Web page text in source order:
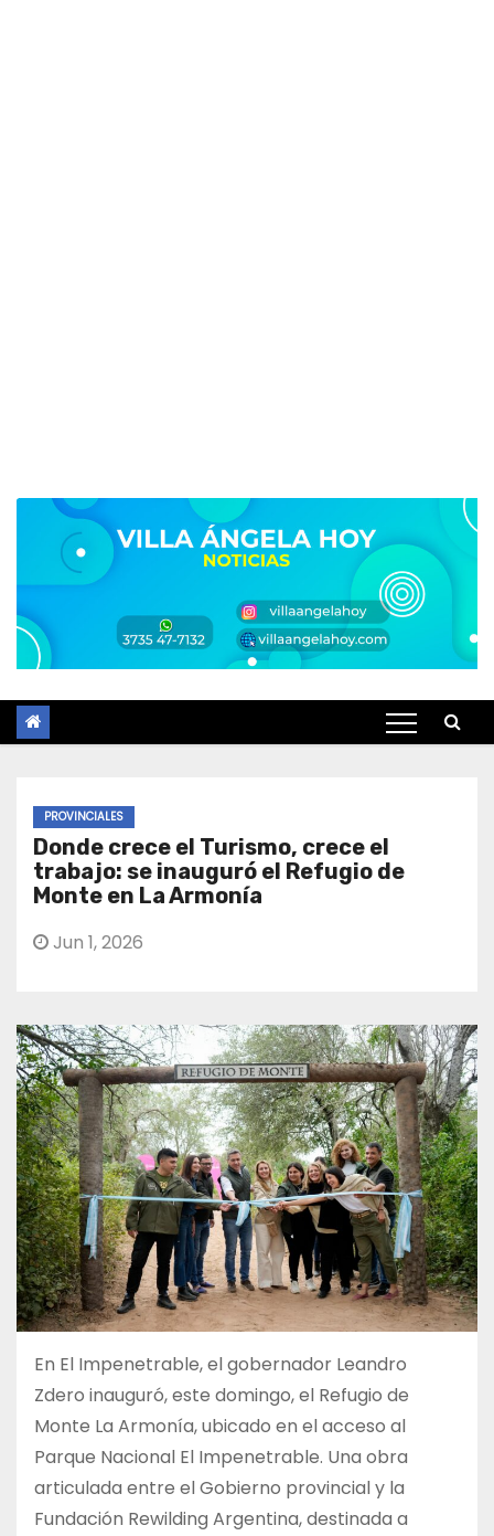
PROVINCIALES
Donde crece el Turismo, crece el
trabajo: se inauguró el Refugio de
Monte en La Armonía
Jun 1, 2026
En El Impenetrable, el gobernador Leandro
Zdero inauguró, este domingo, el Refugio de
Monte La Armonía, ubicado en el acceso al
Parque Nacional El Impenetrable. Una obra
articulada entre el Gobierno provincial y la
Fundación Rewilding Argentina, destinada a